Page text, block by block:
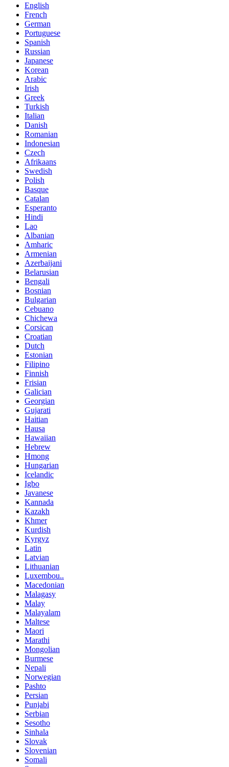
English
French
German
Portuguese
Spanish
Russian
Japanese
Korean
Arabic
Irish
Greek
Turkish
Italian
Danish
Romanian
Indonesian
Czech
Afrikaans
Swedish
Polish
Basque
Catalan
Esperanto
Hindi
Lao
Albanian
Amharic
Armenian
Azerbaijani
Belarusian
Bengali
Bosnian
Bulgarian
Cebuano
Chichewa
Corsican
Croatian
Dutch
Estonian
Filipino
Finnish
Frisian
Galician
Georgian
Gujarati
Haitian
Hausa
Hawaiian
Hebrew
Hmong
Hungarian
Icelandic
Igbo
Javanese
Kannada
Kazakh
Khmer
Kurdish
Kyrgyz
Latin
Latvian
Lithuanian
Luxembou..
Macedonian
Malagasy
Malay
Malayalam
Maltese
Maori
Marathi
Mongolian
Burmese
Nepali
Norwegian
Pashto
Persian
Punjabi
Serbian
Sesotho
Sinhala
Slovak
Slovenian
Somali